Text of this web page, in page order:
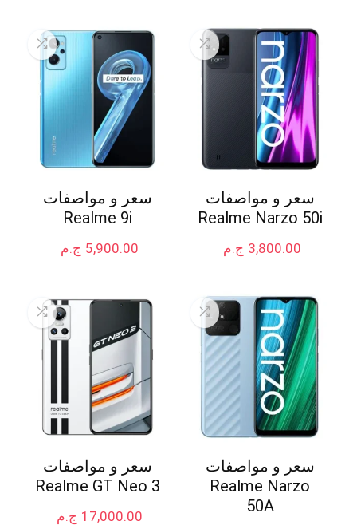
سعر و مواصفات
Realme Narzo 50i
ج.م 3,800.00
سعر و مواصفات
Realme 9i
ج.م 5,900.00
سعر و مواصفات
Realme Narzo
50A
سعر و مواصفات
Realme GT Neo 3
ج.م 17,000.00